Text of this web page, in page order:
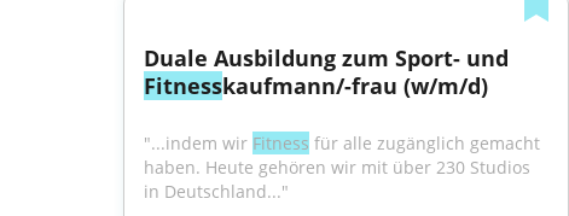
Fitnesskaufmann/-frau (w/m/d)
"...indem wir Fitness für alle zugänglich gemacht
haben. Heute gehören wir mit über 230 Studios
in Deutschland..."